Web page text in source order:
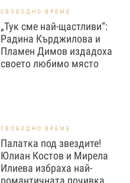
СВОБОДНО ВРЕМЕ
„Тук сме най-щастливи“:
Радина Кърджилова и
Пламен Димов издадоха
своето любимо място
СВОБОДНО ВРЕМЕ
Палатка под звездите!
Юлиан Костов и Мирела
Илиева избраха най-